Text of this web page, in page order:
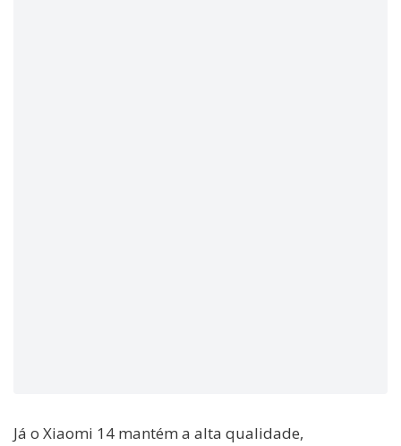
Já o Xiaomi 14 mantém a alta qualidade,